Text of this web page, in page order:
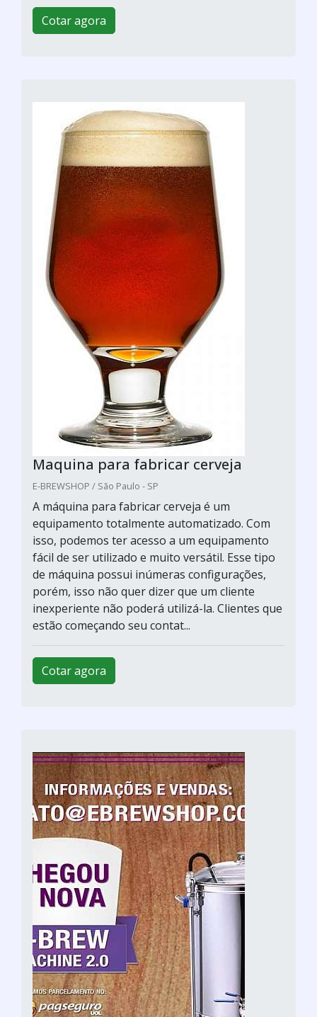
Cotar agora
Maquina para fabricar cerveja
E-BREWSHOP / São Paulo - SP
A máquina para fabricar cerveja é um
equipamento totalmente automatizado. Com
isso, podemos ter acesso a um equipamento
fácil de ser utilizado e muito versátil. Esse tipo
de máquina possui inúmeras configurações,
porém, isso não quer dizer que um cliente
inexperiente não poderá utilizá-la. Clientes que
estão começando seu contat...
Cotar agora